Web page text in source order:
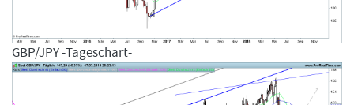
GBP/JPY -Tageschart-